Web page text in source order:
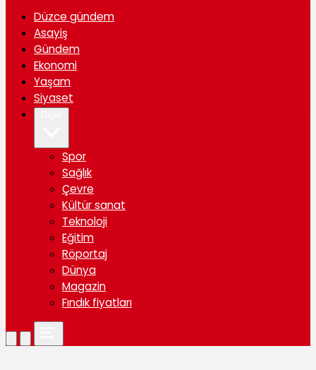
Düzce gündem
Asayiş
Gündem
Ekonomi
Yaşam
Siyaset
Spor
Sağlık
Çevre
Kültür sanat
Teknoloji
Eğitim
Röportaj
Dünya
Magazin
Fındık fiyatları